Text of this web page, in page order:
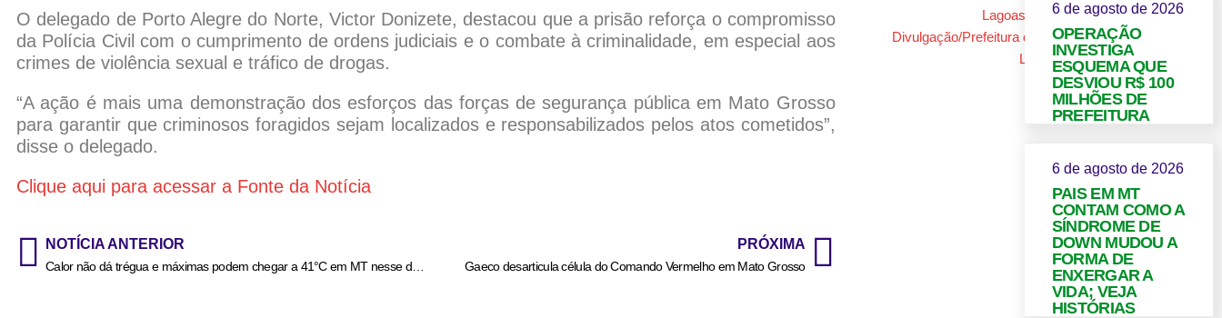
O delegado de Porto Alegre do Norte, Victor Donizete, destacou que a prisão reforça o compromisso
da Polícia Civil com o cumprimento de ordens judiciais e o combate à criminalidade, em especial aos
crimes de violência sexual e tráfico de drogas.
“A ação é mais uma demonstração dos esforços das forças de segurança pública em Mato Grosso
para garantir que criminosos foragidos sejam localizados e responsabilizados pelos atos cometidos”,
disse o delegado.
Clique aqui para acessar a Fonte da Notícia
NOTÍCIA ANTERIOR
Calor não dá trégua e máximas podem chegar a 41°C em MT nesse domingo
PRÓXIMA
Gaeco desarticula célula do Comando Vermelho em Mato Grosso
6 de agosto de 2026
OPERAÇÃO
INVESTIGA
ESQUEMA QUE
DESVIOU R$ 100
MILHÕES DE
PREFEITURA
6 de agosto de 2026
PAIS EM MT
CONTAM COMO A
SÍNDROME DE
DOWN MUDOU A
FORMA DE
ENXERGAR A
VIDA; VEJA
HISTÓRIAS